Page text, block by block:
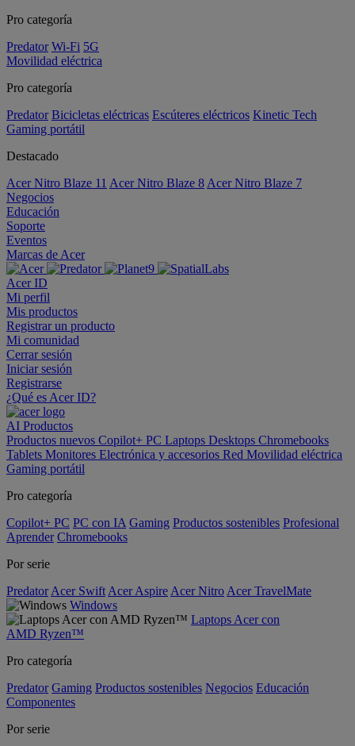
Pro categoría
Predator Wi-Fi 5G
Movilidad eléctrica
Pro categoría
Predator Bicicletas eléctricas Escúteres eléctricos Kinetic Tech
Gaming portátil
Destacado
Acer Nitro Blaze 11 Acer Nitro Blaze 8 Acer Nitro Blaze 7
Negocios
Educación
Soporte
Eventos
Marcas de Acer
Acer ID
Mi perfil
Mis productos
Registrar un producto
Mi comunidad
Cerrar sesión
Iniciar sesión
Registrarse
¿Qué es Acer ID?
AI Productos
Productos nuevos Copilot+ PC Laptops Desktops Chromebooks
Tablets Monitores Electrónica y accesorios Red Movilidad eléctrica
Gaming portátil
Pro categoría
Copilot+ PC PC con IA Gaming Productos sostenibles Profesional
Aprender Chromebooks
Por serie
Predator Acer Swift Acer Aspire Acer Nitro Acer TravelMate
Windows
Laptops Acer con
AMD Ryzen™
Pro categoría
Predator Gaming Productos sostenibles Negocios Educación
Componentes
Por serie